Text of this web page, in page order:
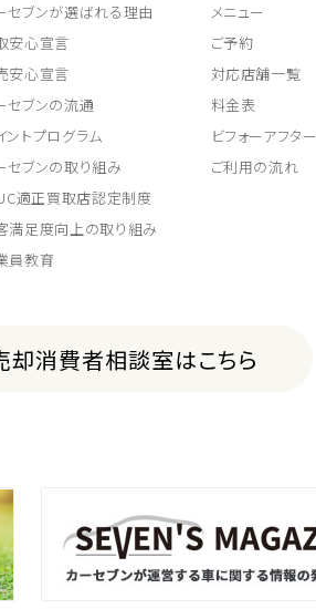
セブンが選ばれる理由
安心宣言
安心宣言
セブンの流通
ントプログラム
セブンの取り組み
適正買取店認定制度
満足度向上の取り組み
員教育
メニュー
ご予約
対応店舗一覧
料金表
ビフォーアフター
ご利用の流れ
却消費者相談室はこちら